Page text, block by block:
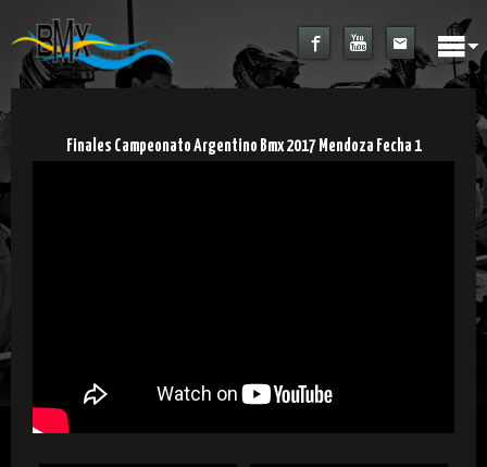
Finales Campeonato Argentino Bmx 2017 Mendoza Fecha 1